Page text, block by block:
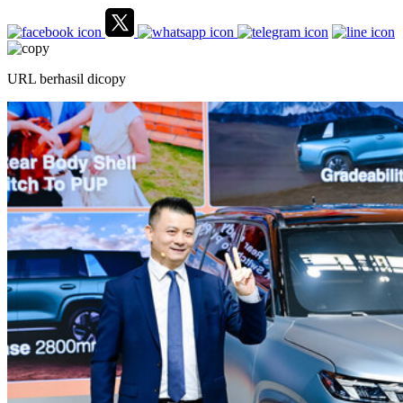
URL berhasil dicopy